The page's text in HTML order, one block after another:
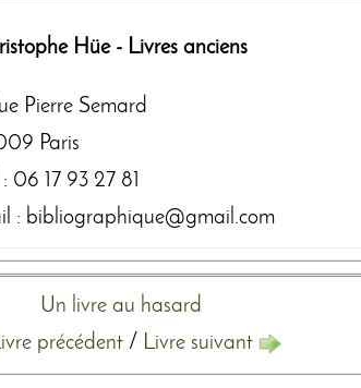
Hüe- Livres anciens
Pierre Semard
Paris
06 17 93 27 81
: bibliographique@gmail.com
Un livre au hasard
précédent / Livre suivant